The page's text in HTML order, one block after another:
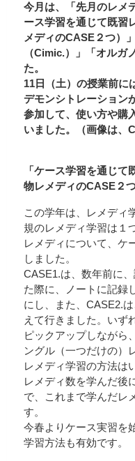
今月は、「先月のレメ
ース学習を通じて既習
メディのCASE２つ）
（Cimic.）」「オルガ
た。
11日（土）の授業前に
デモンシトレーション
参加して、使い方や購
いました。（画像は、
「ケース学習を通じ
物レメディのCASE２つ
この学年は、レメディ
規のレメディ学習は１
レメディについて、ケ
しました。
CASE1.は、数年前に
た際に、ノートに記録
にし、また、CASE2.
えて行きました。いず
ピックアップしながら
ングル（一つだけの）
レメディ学習の方法は
レメディ数を学んだ後
で、これまで学んだレ
す。
今春よりケース実習を
学習方法も有効です。